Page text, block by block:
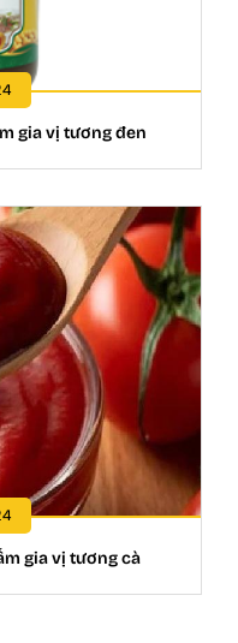
gia vị tương đen
gia vị tương cà